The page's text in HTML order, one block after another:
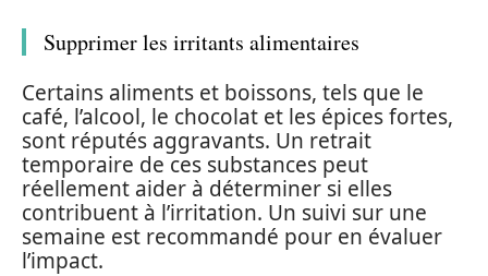
Supprimer les irritants alimentaires
Certains aliments et boissons, tels que le
café, l’alcool, le chocolat et les épices fortes,
sont réputés aggravants. Un retrait
temporaire de ces substances peut
réellement aider à déterminer si elles
contribuent à l’irritation. Un suivi sur une
semaine est recommandé pour en évaluer
l’impact.